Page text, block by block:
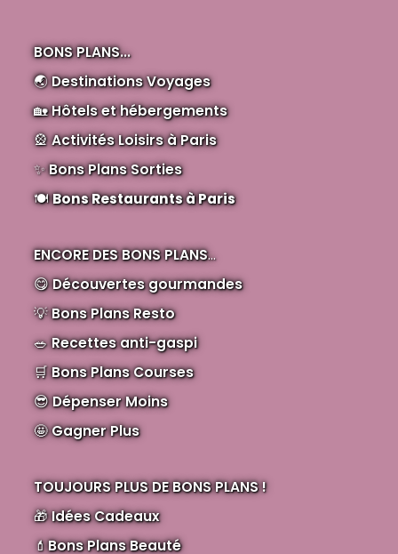
BONS PLANS...
🌏Destinations Voyages
🏡Hôtels et hébergements
🎡Activités Loisirs à Paris
✨Bons Plans Sorties
🍽️Bons Restaurants à Paris
ENCORE DES BONS PLANS...
😋Découvertes gourmandes
💡Bons Plans Resto
🥗Recettes anti-gaspi
🛒Bons Plans Courses
😎Dépenser Moins
🤩Gagner Plus
TOUJOURS PLUS DE BONS PLANS !
🎁Idées Cadeaux
💄Bons Plans Beauté